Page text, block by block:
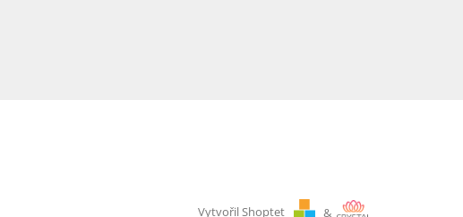
Vytvořil Shoptet &